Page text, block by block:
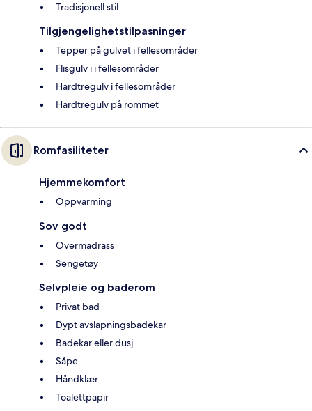
Tradisjonell stil
Tilgjengelighetstilpasninger
Tepper på gulvet i fellesområder
Flisgulv i i fellesområder
Hardtregulv i fellesområder
Hardtregulv på rommet
Romfasiliteter
Hjemmekomfort
Oppvarming
Sov godt
Overmadrass
Sengetøy
Selvpleie og baderom
Privat bad
Dypt avslapningsbadekar
Badekar eller dusj
Såpe
Håndklær
Toalettpapir